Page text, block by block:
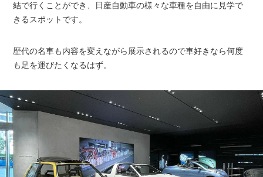
結で行くことができ、日産自動車の様々な車種を自由に見学で
きるスポットです。
歴代の名車も内容を変えながら展示されるので車好きなら何度
も足を運びたくなるはず。